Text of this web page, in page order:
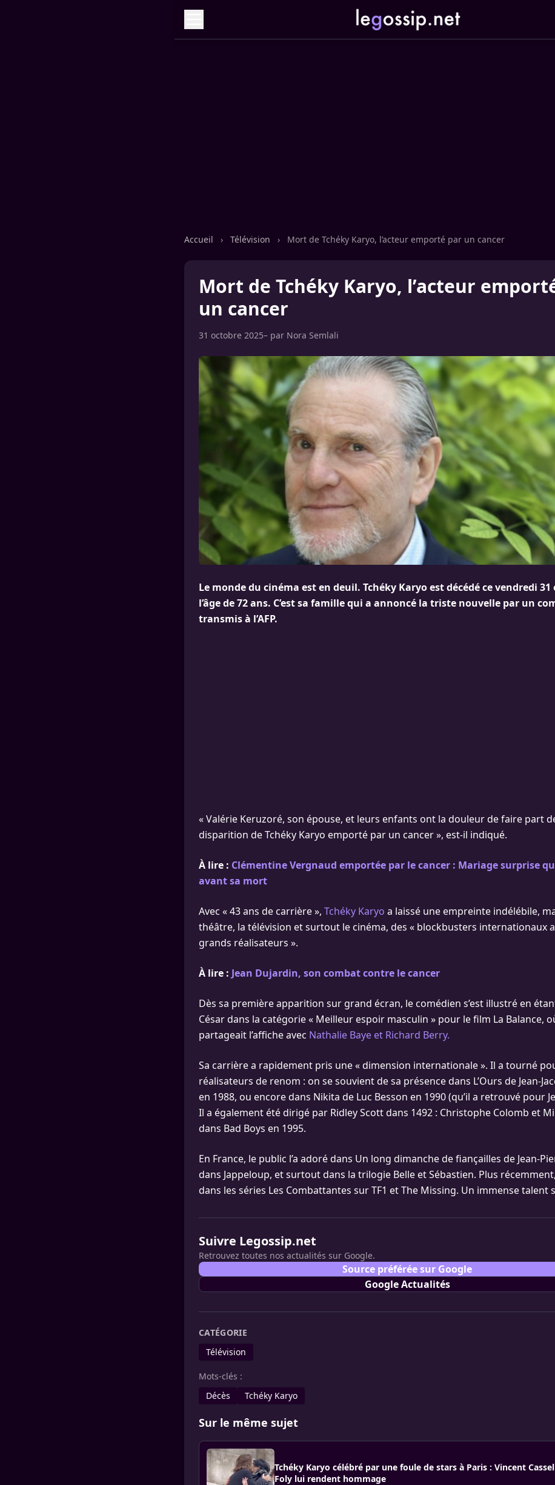
Accueil › Télévision › Mort de Tchéky Karyo, l’acteur emporté par un cancer
Mort de Tchéky Karyo, l’acteur
un cancer
31 octobre 2025– par Nora Semlali
Le monde du cinéma est en deuil. Tchéky Karyo est décédé ce vendredi 31
l’âge de 72 ans. C’est sa famille qui a annoncé la triste nouvelle par un
transmis à l’AFP.
« Valérie Keruzoré, son épouse, et leurs enfants ont la douleur de faire part
disparition de Tchéky Karyo emporté par un cancer », est-il indiqué.
À lire : Clémentine Vergnaud emportée par le cancer : Mariage surprise
avant sa mort
Avec « 43 ans de carrière », Tchéky Karyo a laissé une empreinte indélébile,
théâtre, la télévision et surtout le cinéma, des « blockbusters internationaux
grands réalisateurs ».
À lire : Jean Dujardin, son combat contre le cancer
Dès sa première apparition sur grand écran, le comédien s’est illustré en
César dans la catégorie « Meilleur espoir masculin » pour le film La Balance,
partageait l’affiche avec Nathalie Baye et Richard Berry.
Sa carrière a rapidement pris une « dimension internationale ». Il a tourné
réalisateurs de renom : on se souvient de sa présence dans L’Ours de Jean-
en 1988, ou encore dans Nikita de Luc Besson en 1990 (qu’il a retrouvé pour
Il a également été dirigé par Ridley Scott dans 1492 : Christophe Colomb et
dans Bad Boys en 1995.
En France, le public l’a adoré dans Un long dimanche de fiançailles de Jean-
dans Jappeloup, et surtout dans la trilogie Belle et Sébastien. Plus
dans les séries Les Combattantes sur TF1 et The Missing. Un immense talent
Suivre Legossip.net
Retrouvez toutes nos actualités sur Google.
Source préférée sur Google
Google Actualités
CATÉGORIE
Télévision
Mots-clés :
Décès
Tchéky Karyo
Sur le même sujet
Tchéky Karyo célébré par une foule de stars à Paris : Vincent
Foly lui rendent hommage